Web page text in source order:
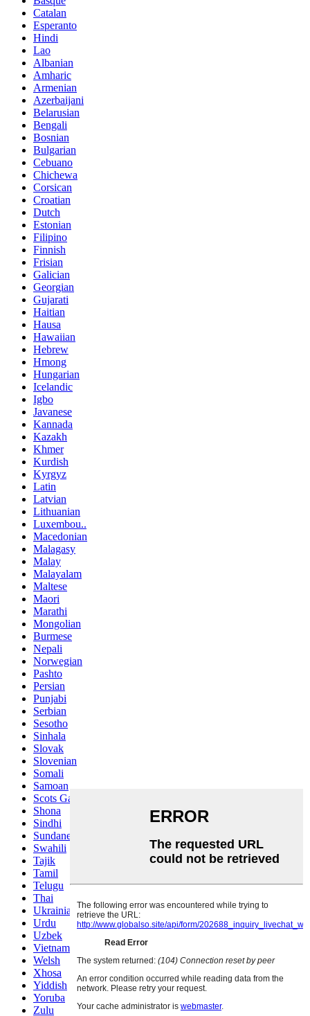
Catalan
Esperanto
Hindi
Lao
Albanian
Amharic
Armenian
Azerbaijani
Belarusian
Bengali
Bosnian
Bulgarian
Cebuano
Chichewa
Corsican
Croatian
Dutch
Estonian
Filipino
Finnish
Frisian
Galician
Georgian
Gujarati
Haitian
Hausa
Hawaiian
Hebrew
Hmong
Hungarian
Icelandic
Igbo
Javanese
Kannada
Kazakh
Khmer
Kurdish
Kyrgyz
Latin
Latvian
Lithuanian
Luxembou..
Macedonian
Malagasy
Malay
Malayalam
Maltese
Maori
Marathi
Mongolian
Burmese
Nepali
Norwegian
Pashto
Persian
Punjabi
Serbian
Sesotho
Sinhala
Slovak
Slovenian
Somali
Samoan
Scots Gaelic
Shona
Sindhi
Sundanese
Swahili
Tajik
Tamil
Telugu
Thai
Ukrainian
Urdu
Uzbek
Vietnamese
Welsh
Xhosa
Yiddish
Yoruba
Zulu